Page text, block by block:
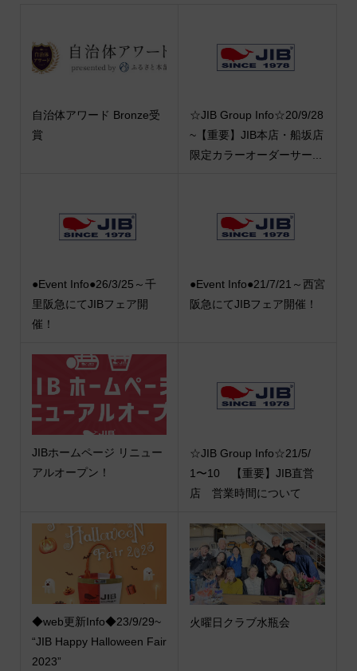
自治体アワード Bronze受
賞
☆JIB Group Info☆20/9/28
~【重要】JIB本店・船坂店
限定カラーオーダーサー...
●Event Info●26/3/25～千
里阪急にてJIBフェア開
催！
●Event Info●21/7/21～西宮
阪急にてJIBフェア開催！
JIBホームページ リニュー
アルオープン！
☆JIB Group Info☆21/5/
1〜10 【重要】JIB直営
店 営業時間について
◆web更新Info◆23/9/29~
“JIB Happy Halloween Fair
2023”
火曜日クラブ水瓶会